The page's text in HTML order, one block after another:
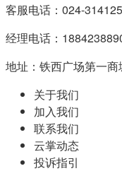
客服电话：024-
经理电话：
地址：铁西广场第一商
关于我们
加入我们
联系我们
云掌动态
投诉指引